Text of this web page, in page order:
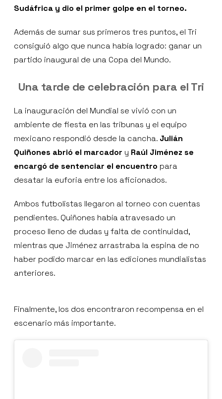
Sudáfrica y dio el primer golpe en el torneo.
Además de sumar sus primeros tres puntos, el Tri
consiguió algo que nunca había logrado: ganar un
partido inaugural de una Copa del Mundo.
Una tarde de celebración para el Tri
La inauguración del Mundial se vivió con un
ambiente de fiesta en las tribunas y el equipo
mexicano respondió desde la cancha. Julián
Quiñones abrió el marcador y Raúl Jiménez se
encargó de sentenciar el encuentro para
desatar la euforia entre los aficionados.
Ambos futbolistas llegaron al torneo con cuentas
pendientes. Quiñones había atravesado un
proceso lleno de dudas y falta de continuidad,
mientras que Jiménez arrastraba la espina de no
haber podido marcar en las ediciones mundialistas
anteriores.
Finalmente, los dos encontraron recompensa en el
escenario más importante.